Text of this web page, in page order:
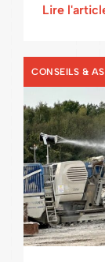
Lire
CONSEILS &